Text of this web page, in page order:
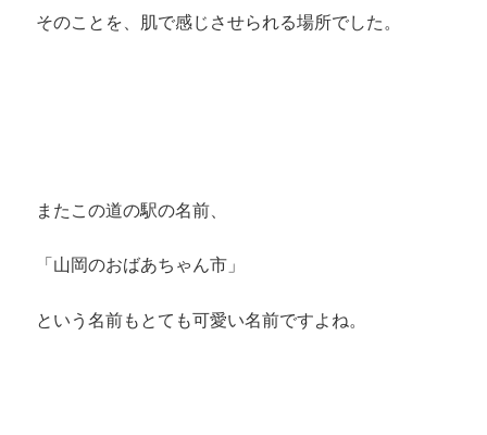
そのことを、肌で感じさせられる場所でした。
またこの道の駅の名前、
「山岡のおばあちゃん市」
という名前もとても可愛い名前ですよね。